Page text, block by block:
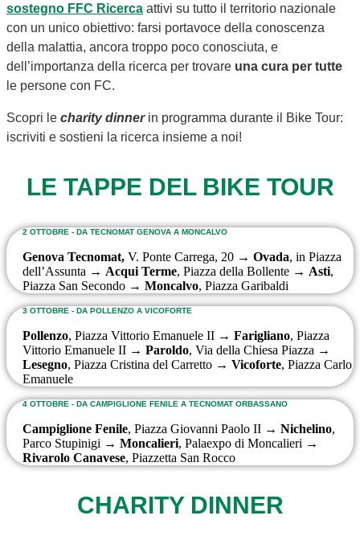
sostegno FFC Ricerca attivi su tutto il territorio nazionale
con un unico obiettivo: farsi portavoce della conoscenza
della malattia, ancora troppo poco conosciuta, e
dell’importanza della ricerca per trovare una cura per tutte
le persone con FC.
Scopri le charity dinnerin programma durante il Bike Tour:
iscriviti e sostieni la ricerca insieme a noi!
LE TAPPE DEL BIKE TOUR
2 OTTOBRE - DA TECNOMAT GENOVA A MONCALVO
Genova Tecnomat, V. Ponte Carrega, 20 → Ovada, in Piazza
dell’Assunta → Acqui Terme, Piazza della Bollente → Asti,
Piazza San Secondo → Moncalvo, Piazza Garibaldi
3 OTTOBRE - DA POLLENZO A VICOFORTE
Pollenzo, Piazza Vittorio Emanuele II → Farigliano, Piazza
Vittorio Emanuele II → Paroldo, Via della Chiesa Piazza →
Lesegno, Piazza Cristina del Carretto → Vicoforte, Piazza Carlo
Emanuele
4 OTTOBRE - DA CAMPIGLIONE FENILE A TECNOMAT ORBASSANO
Campiglione Fenile, Piazza Giovanni Paolo II → Nichelino,
Parco Stupinigi → Moncalieri, Palaexpo di Moncalieri →
Rivarolo Canavese, Piazzetta San Rocco
CHARITY DINNER